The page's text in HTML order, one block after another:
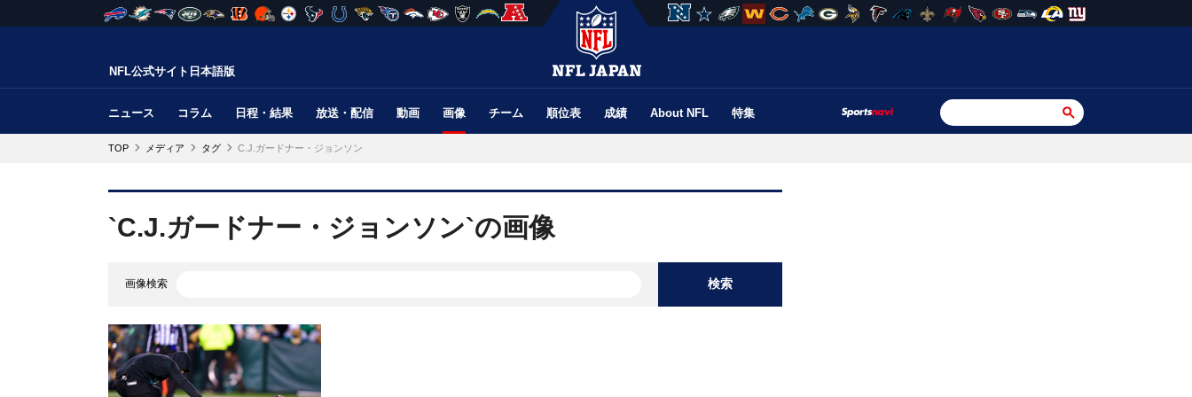
NFL公式サイト日本語版
ニュース コラム 日程・結果 放送・配信 動画 画像 チーム 順位表 成績 About NFL 特集
TOP メディア タグ C.J.ガードナー・ジョンソン
`C.J.ガードナー・ジョンソン`の画像
画像検索 検索